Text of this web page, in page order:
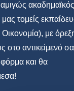
αμιγώς
τομείς
με
στο αντικείμενό
και θα